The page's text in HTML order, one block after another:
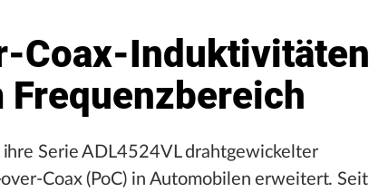
Coax-Induktivitäten
Serie ADL4524VL drahtgewickelter
Coax (PoC) in Automobilen erweitert. Seit